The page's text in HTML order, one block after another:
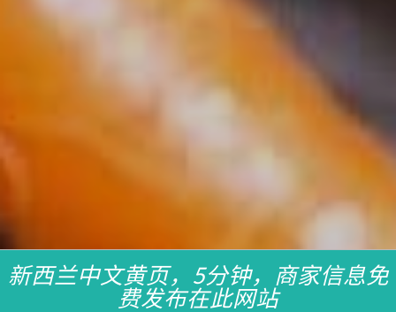
新西兰中文黄页，5分钟，商家信息免
费发布在此网站